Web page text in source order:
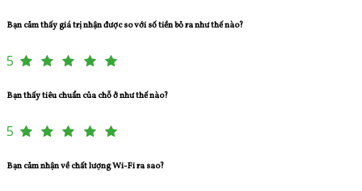
Bạn cảm thấy giá trị nhận được so với số tiền bỏ ra như thế nào?
5
Bạn thấy tiêu chuẩn của chỗ ở như thế nào?
5
Bạn cảm nhận về chất lượng Wi-Fi ra sao?